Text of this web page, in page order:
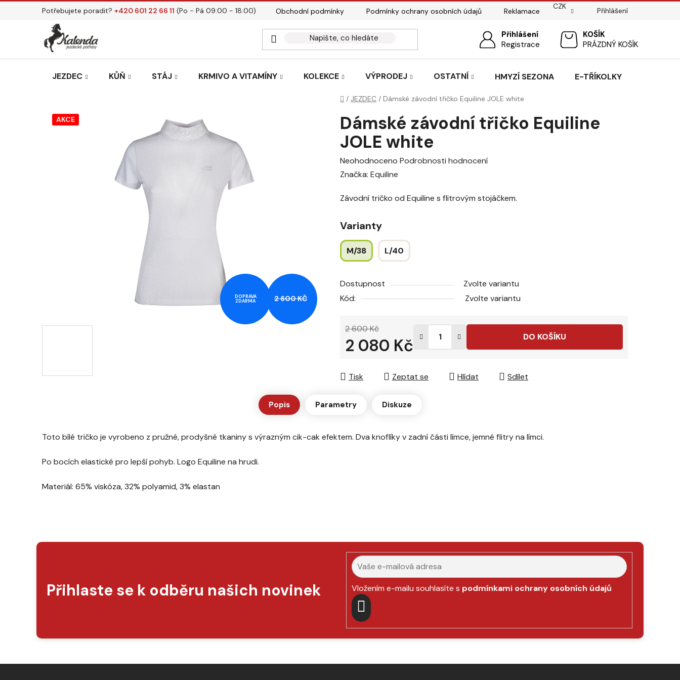
Přejít
Potřebujete poradit? +420 601 22 66 11 (Po - Pá 09:00 - 18:00) Obchodní podmínky Podmínky ochrany osobních údajů
Reklamace
Pasování sedel pro koně
CZK
Přihlášení
Přihlášení
Registrace
NÁKUPNÍPRÁZDNÝ KOŠÍK
JEZDEC KŮŇ STÁJ KRMIVO A VITAMÍNY KOLEKCE VÝPRODEJ OSTATNÍ HMYZÍ SEZONA E-TŘÍKOLKY
Domů
/ JEZDEC / Dámské závodní třičko Equiline JOLE white
Dámské závodní třičko Equiline
JOLE white
Průměrné
hodnocení
je
z
5
hvězdiček.
Neohodnoceno Podrobnosti hodnocení
Značka: Equiline
Závodní tričko od Equiline s flitrovým stojáčkem.
Varianty
M/38 L/40
Dostupnost
Zvolte variantu
Kód:
Zvolte variantu
2 600 Kč
2 080 Kč DO KOŠÍKU
Tisk Zeptat se Hlídat Sdílet
AKCE
DOPRAVA
ZDARMA 2 600 KČ
Popis Parametry Diskuze
Toto bílé tričko je vyrobeno z pružné, prodyšné tkaniny s výrazným cik-cak efektem. Dva knoflíky v zadní části límce, jemné flitry na límci.
Po bocích elastické pro lepší pohyb. Logo Equiline na hrudi.
Materiál: 65% viskóza, 32% polyamid, 3% elastan
Přihlaste se k odběru našich novinek Vložením e-mailu souhlasíte s podmínkami ochrany osobních údajů
PŘIHLÁSIT
SE